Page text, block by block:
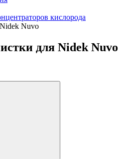
кислорода
Nuvo
для Nidek Nuvo